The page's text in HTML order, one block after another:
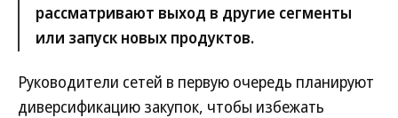
рассматривают выход в другие сегменты
или запуск новых продуктов.
Руководители сетей в первую очередь планируют
диверсификацию закупок, чтобы избежать